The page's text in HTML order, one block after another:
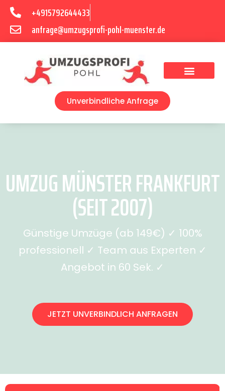
+4915792644433
anfrage@umzugsprofi-pohl-muenster.de
Unverbindliche Anfrage
UMZUG MÜNSTER FRANKFURT
(SEIT 2007)
Günstige Umzüge (ab 149€) ✓ 100%
professionell ✓ Team aus Experten ✓
Angebot in 60 Sek. ✓
JETZT UNVERBINDLICH ANFRAGEN